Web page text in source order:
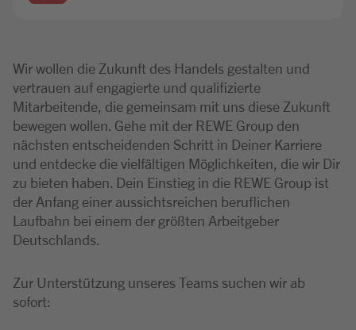
Wir wollen die Zukunft des Handels gestalten und
vertrauen auf engagierte und qualifizierte
Mitarbeitende, die gemeinsam mit uns diese Zukunft
bewegen wollen. Gehe mit der REWE Group den
nächsten entscheidenden Schritt in Deiner Karriere
und entdecke die vielfältigen Möglichkeiten, die wir Dir
zu bieten haben. Dein Einstieg in die REWE Group ist
der Anfang einer aussichtsreichen beruflichen
Laufbahn bei einem der größten Arbeitgeber
Deutschlands.
Zur Unterstützung unseres Teams suchen wir ab
sofort: